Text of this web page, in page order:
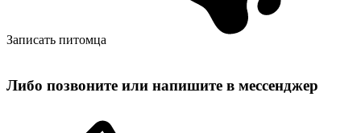
Записать питомца
Либо позвоните или напишите в мессенджер